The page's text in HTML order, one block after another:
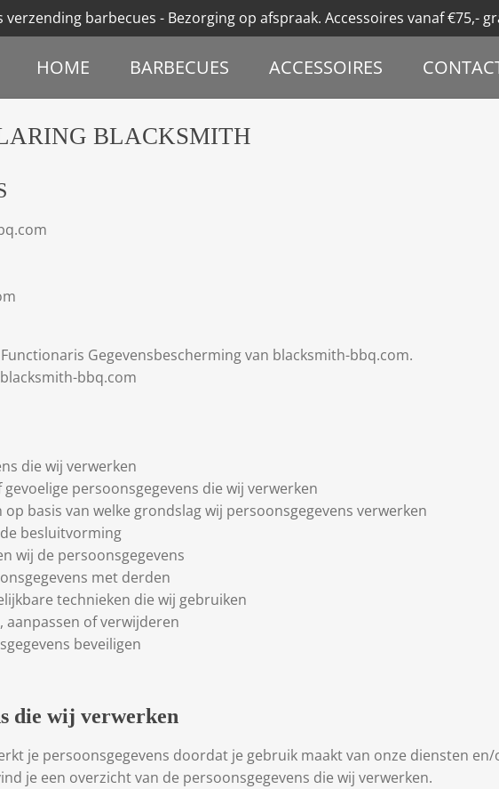
verzending barbecues - Bezorging op afspraak. Accessoires vanaf €75,-
HOME BARBECUES ACCESSOIRES
BLACKSMITH
Gegevensbescherming van blacksmith-bbq.com.
bbq.com
die wij verwerken
persoonsgegevens die wij verwerken
basis van welke grondslag wij persoonsgegevens verwerken
besluitvorming
wij de persoonsgegevens
met derden
technieken die wij gebruiken
aanpassen of verwijderen
beveiligen
die wij verwerken
je persoonsgegevens doordat je gebruik maakt van onze diensten en/
je een overzicht van de persoonsgegevens die wij verwerken.